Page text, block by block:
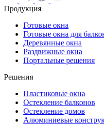
Продукция
Готовые окна
Готовые окна для
Деревянные окна
Раздвижные окна
Портальные решения
Решения
Пластиковые окна
Остекление балконов
Остекление домов
Алюминиевые